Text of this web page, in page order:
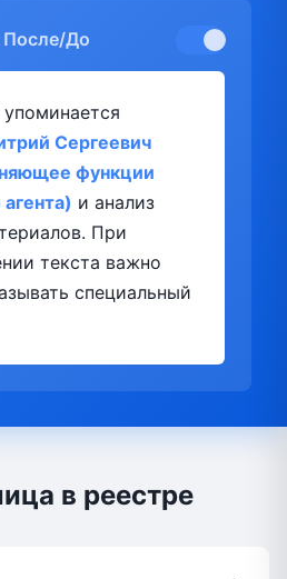
До
Сергеевич
функции
и анализ
При
текста важно
специальный
в реестре